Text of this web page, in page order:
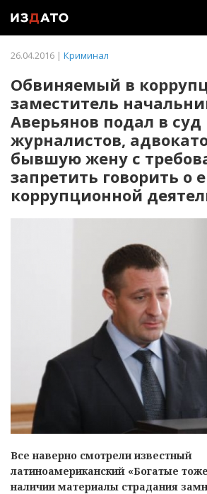
26.04.2016 | Криминал
Обвиняемый в
заместитель
Аверьянов подал в суд
журналистов,
бывшую жену с
запретить говорить о
коррупционной
Все наверно смотрели известный
латиноамериканский «Богатые
наличии материалы страдания